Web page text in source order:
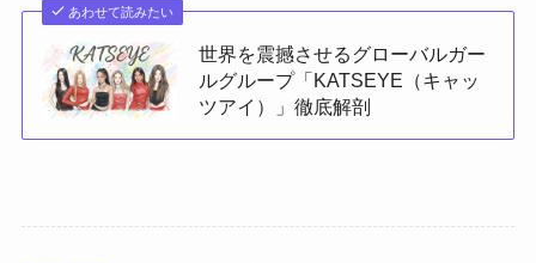
あわせて読みたい
世界を震撼させるグローバルガー
ルグループ「KATSEYE（キャッ
ツアイ）」徹底解剖